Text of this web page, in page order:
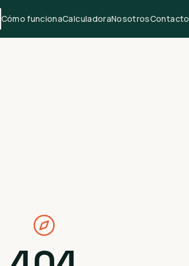
Cómo funcionaCalculadoraNosotrosContacto